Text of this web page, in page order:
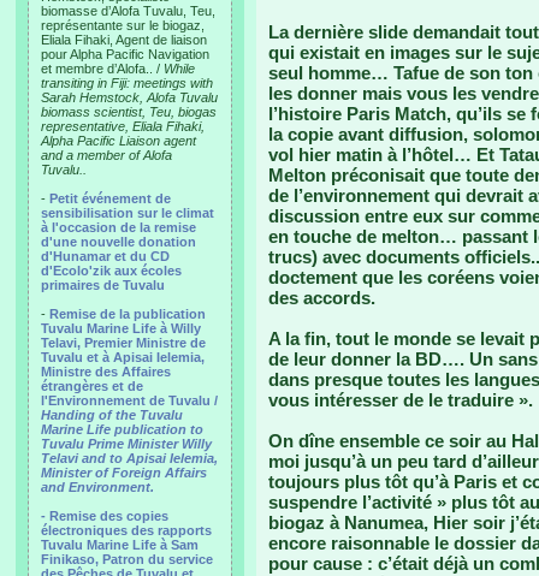
biomasse d’Alofa Tuvalu, Teu,
représentante sur le biogaz,
Eliala Fihaki, Agent de liaison
pour Alpha Pacific Navigation
et membre d’Alofa.. / While
transiting in Fiji: meetings with
Sarah Hemstock, Alofa Tuvalu
biomass scientist, Teu, biogas
representative, Eliala Fihaki,
Alpha Pacific Liaison agent
and a member of Alofa
Tuvalu..
- Petit événement de
sensibilisation sur le climat
à l'occasion de la remise
d'une nouvelle donation
d'Hunamar et du CD
d'Ecolo'zik aux écoles
primaires de Tuvalu
- Remise de la publication
Tuvalu Marine Life à Willy
Telavi, Premier Ministre de
Tuvalu et à Apisai Ielemia,
Ministre des Affaires
étrangères et de
l'Environnement de Tuvalu /
Handing of the Tuvalu
Marine Life publication to
Tuvalu Prime Minister Willy
Telavi and to Apisai Ielemia,
Minister of Foreign Affairs
and Environment.
- Remise des copies
électroniques des rapports
Tuvalu Marine Life à Sam
Finikaso, Patron du service
La dernière slide demandait
qui existait en images sur le
seul homme… Tafue de son ton
les donner mais vous les
l’histoire Paris Match, qu’ils
la copie avant diffusion,
vol hier matin à l’hôtel… Et
Melton préconisait que toute
de l’environnement qui devrait
discussion entre eux sur
en touche de melton… passant
trucs) avec documents
doctement que les coréens
des accords.
A la fin, tout le monde se levait
de leur donner la BD…. Un
dans presque toutes les
vous intéresser de le traduire
On dîne ensemble ce soir au
moi jusqu’à un peu tard
toujours plus tôt qu’à Paris et
suspendre l’activité » plus tôt
biogaz à Nanumea, Hier soir
encore raisonnable le dossier
pour cause : c’était déjà un